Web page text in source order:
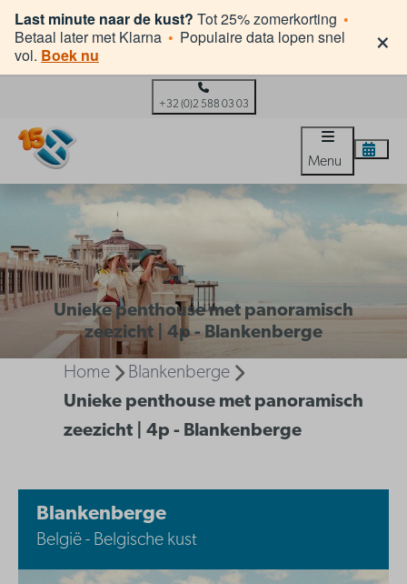
Last minute naar de kust? Tot 25% zomerkorting •
Betaal later met Klarna • Populaire data lopen snel
vol. Boek nu ×
+32 (0)2 588 03 03
Menu
Unieke penthouse met panoramisch
zeezicht | 4p - Blankenberge
Home
Blankenberge
Unieke penthouse met panoramisch
zeezicht | 4p - Blankenberge
Blankenberge
België - Belgische kust